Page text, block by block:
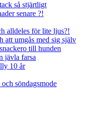
så stjärtligt
senare ?!
alldeles för lite ljus?!
att umgås med sig själv
till hunden
jävla farsa
10 år
söndagsmode